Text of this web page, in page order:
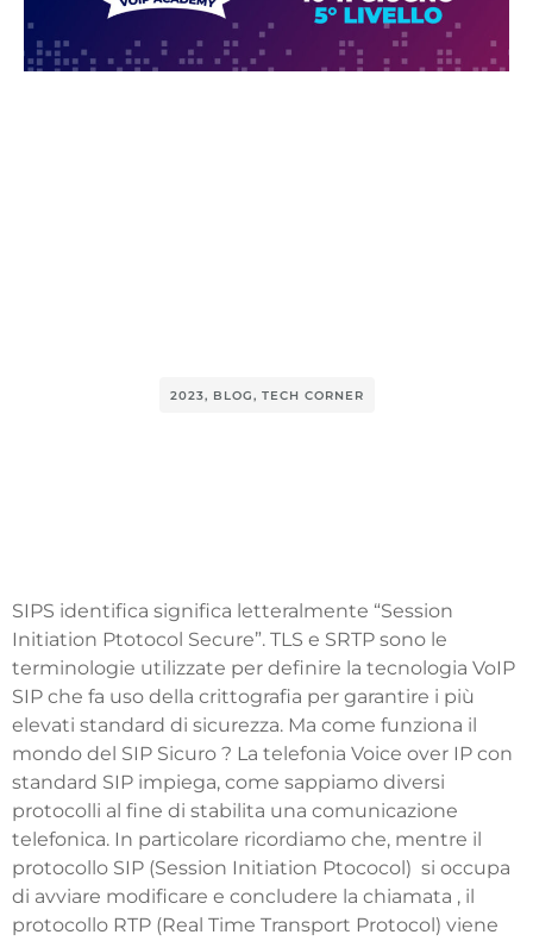
2023, BLOG, TECH CORNER
SIPS identifica significa letteralmente “Session
Initiation Ptotocol Secure”. TLS e SRTP sono le
terminologie utilizzate per definire la tecnologia VoIP
SIP che fa uso della crittografia per garantire i più
elevati standard di sicurezza. Ma come funziona il
mondo del SIP Sicuro ? La telefonia Voice over IP con
standard SIP impiega, come sappiamo diversi
protocolli al fine di stabilita una comunicazione
telefonica. In particolare ricordiamo che, mentre il
protocollo SIP (Session Initiation Ptococol) si occupa
di avviare modificare e concludere la chiamata , il
protocollo RTP (Real Time Transport Protocol) viene